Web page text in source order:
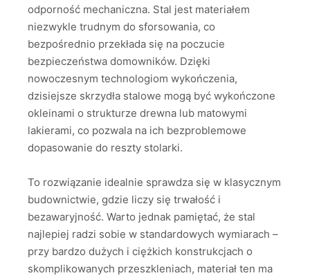
odporność mechaniczna. Stal jest materiałem
niezwykle trudnym do sforsowania, co
bezpośrednio przekłada się na poczucie
bezpieczeństwa domowników. Dzięki
nowoczesnym technologiom wykończenia,
dzisiejsze skrzydła stalowe mogą być wykończone
okleinami o strukturze drewna lub matowymi
lakierami, co pozwala na ich bezproblemowe
dopasowanie do reszty stolarki.
To rozwiązanie idealnie sprawdza się w klasycznym
budownictwie, gdzie liczy się trwałość i
bezawaryjność. Warto jednak pamiętać, że stal
najlepiej radzi sobie w standardowych wymiarach –
przy bardzo dużych i ciężkich konstrukcjach o
skomplikowanych przeszkleniach, materiał ten ma